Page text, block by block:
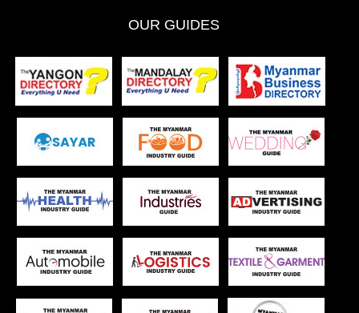
OUR GUIDES